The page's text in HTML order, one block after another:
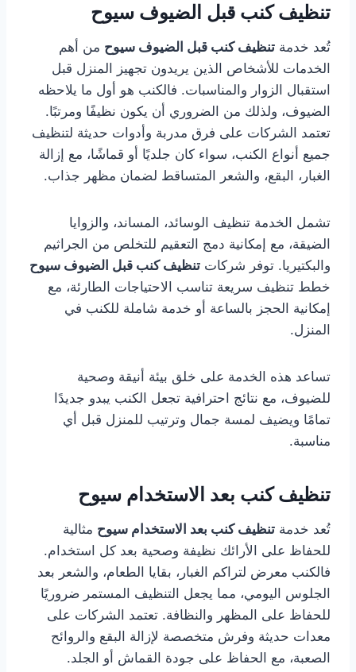
تنظيف كنب قبل الضيوف سيوح
تُعد خدمة تنظيف كنب قبل الضيوف سيوح من أهم
الخدمات للأشخاص الذين يريدون تجهيز المنزل قبل
استقبال الزوار والمناسبات. فالكنب هو أول ما يلاحظه
الضيوف، ولذلك من الضروري أن يكون نظيفًا ومرتبًا.
تعتمد الشركات على فرق مدربة وأدوات حديثة لتنظيف
جميع أنواع الكنب، سواء كان جلديًا أو قماشًا، مع إزالة
الغبار، البقع، والشعر المتساقط لضمان مظهر جذاب.
تشمل الخدمة تنظيف الوسائد، المساند، والزوايا
الضيقة، مع إمكانية دمج التعقيم للتخلص من الجراثيم
والبكتيريا. توفر شركات تنظيف كنب قبل الضيوف سيوح
خطط تنظيف سريعة تناسب الاحتياجات الطارئة، مع
إمكانية الحجز بالساعة أو خدمة شاملة للكنب في
المنزل.
تساعد هذه الخدمة على خلق بيئة أنيقة وصحية
للضيوف، مع نتائج احترافية تجعل الكنب يبدو جديدًا
تمامًا ويضيف لمسة جمال وترتيب للمنزل قبل أي
مناسبة.
تنظيف كنب بعد الاستخدام سيوح
تُعد خدمة تنظيف كنب بعد الاستخدام سيوح مثالية
للحفاظ على الأرائك نظيفة وصحية بعد كل استخدام.
فالكنب معرض لتراكم الغبار، بقايا الطعام، والشعر بعد
الجلوس اليومي، مما يجعل التنظيف المستمر ضروريًا
للحفاظ على المظهر والنظافة. تعتمد الشركات على
معدات حديثة وفرش متخصصة لإزالة البقع والروائح
الصعبة، مع الحفاظ على جودة القماش أو الجلد.